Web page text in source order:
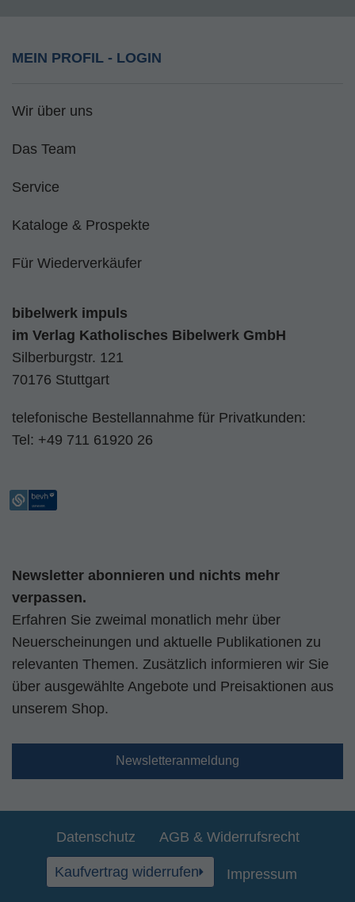
MEIN PROFIL - LOGIN
Wir über uns
Das Team
Service
Kataloge & Prospekte
Für Wiederverkäufer
bibelwerk impuls
im Verlag Katholisches Bibelwerk GmbH
Silberburgstr. 121
70176 Stuttgart
telefonische Bestellannahme für Privatkunden:
Tel: +49 711 61920 26
Newsletter abonnieren und nichts mehr
verpassen.
Erfahren Sie zweimal monatlich mehr über
Neuerscheinungen und aktuelle Publikationen zu
relevanten Themen. Zusätzlich informieren wir Sie
über ausgewählte Angebote und Preisaktionen aus
unserem Shop.
Newsletteranmeldung
Datenschutz AGB & Widerrufsrecht
Kaufvertrag widerrufen Impressum